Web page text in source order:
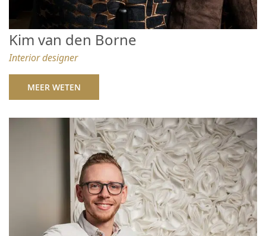
Kim van den Borne
Interior designer
MEER WETEN